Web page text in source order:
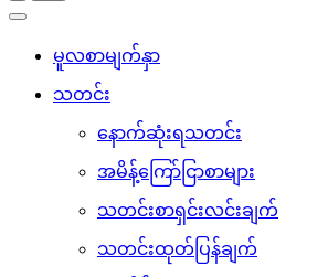
Toggle
မူလစာမျက်နှာ
သတင်း
နောက်ဆုံးရသတင်း
အမိန့်ကြော်ငြာစာများ
သတင်းစာရှင်းလင်းချက်
သတင်းထုတ်ပြန်ချက်